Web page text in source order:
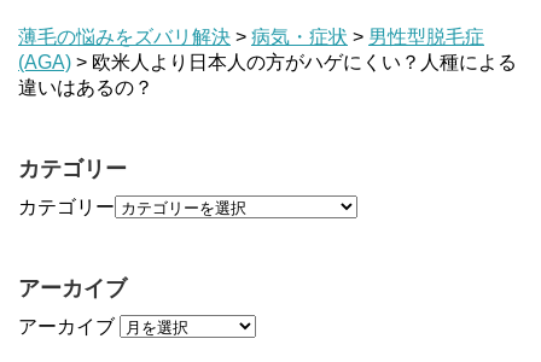
薄毛の悩みをズバリ解決 > 病気・症状 > 男性型脱毛症
(AGA) > 欧米人より日本人の方がハゲにくい？人種による
違いはあるの？
カテゴリー
カテゴリー
アーカイブ
アーカイブ